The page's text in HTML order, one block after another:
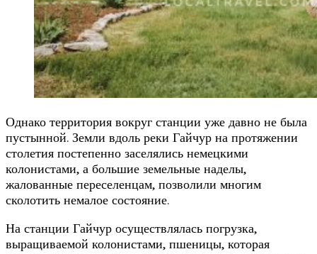
Однако территория вокруг станции уже давно не была
пустынной. Земли вдоль реки Гайчур на протяжении
столетия постепенно заселялись немецкими
колонистами, а большие земельные наделы,
жалованные переселенцам, позволили многим
сколотить немалое состояние.
На станции Гайчур осуществлялась погрузка,
выращиваемой колонистами, пшеницы, которая